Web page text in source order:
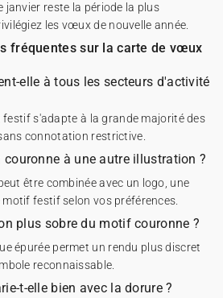
janvier reste la période la plus
les vœux de nouvelle année.
fréquentes sur la carte de vœux
elle à tous les secteurs d'activité
festif s'adapte à la grande majorité des
connotation restrictive.
couronne à une autre illustration ?
être combinée avec un logo, une
festif selon vos préférences.
plus sobre du motif couronne ?
épurée permet un rendu plus discret
reconnaissable.
t-elle bien avec la dorure ?